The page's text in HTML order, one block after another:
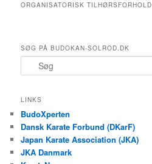
ORGANISATORISK TILHØRSFORHOLD
SØG PÅ BUDOKAN-SOLROD.DK
ø
LINKS
BudoXperten
Dansk Karate Forbund (DKarF)
Japan Karate Association (JKA)
JKA Danmark